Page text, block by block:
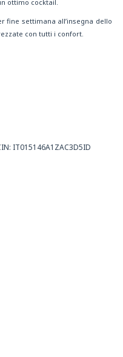
ottimo cocktail.
fine settimana all’insegna dello
con tutti i confort.
IT015146A1ZAC3D5ID